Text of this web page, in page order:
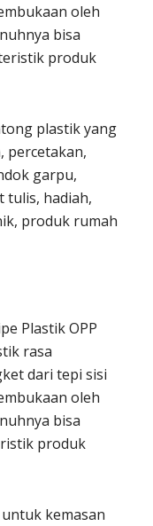
oleh
bisa
produk
plastik yang
percetakan,
garpu,
tulis, hadiah,
produk rumah
Plastik OPP
rasa
dari tepi sisi
oleh
bisa
produk
kemasan